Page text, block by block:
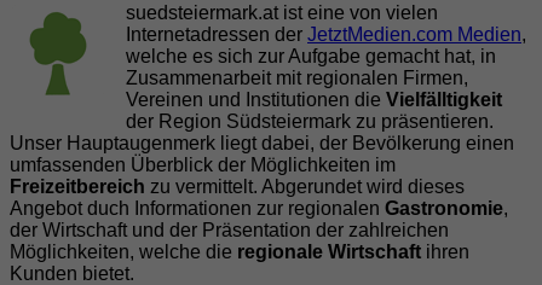
suedsteiermark.at ist eine von vielen
Internetadressen der JetztMedien.com Medien,
welche es sich zur Aufgabe gemacht hat, in
Zusammenarbeit mit regionalen Firmen,
Vereinen und Institutionen die Vielfälltigkeit
der Region Südsteiermark zu präsentieren.
Unser Hauptaugenmerk liegt dabei, der Bevölkerung einen
umfassenden Überblick der Möglichkeiten im
Freizeitbereich zu vermittelt. Abgerundet wird dieses
Angebot duch Informationen zur regionalen Gastronomie,
der Wirtschaft und der Präsentation der zahlreichen
Möglichkeiten, welche die regionale Wirtschaft ihren
Kunden bietet.